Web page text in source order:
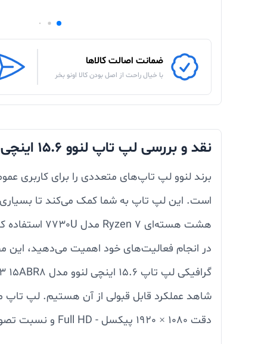
ضمانت اصالت کالاها
با خیال راحت از اصل بودن کالا اونو بخر
نقد و بررسی لپ تاپ لنوو 15.6 اینچی FHD مدل AMD R7 - Ideapad Slim 3 15ABR8 در
است. این لپ تاپ به شما کمک می‌کند تا بسیاری